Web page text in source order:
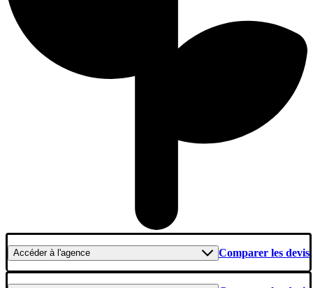
Accéderà l'agence Comparer les devis